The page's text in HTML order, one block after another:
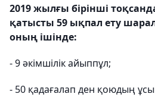
2019 жылғы бірінші
қатысты 59 ықпал ету
оның ішінде:
- 9 әкімшілік айыппұл;
- 50 қадағалап ден қоюдың